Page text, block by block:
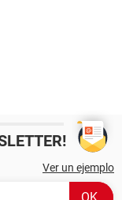
Ver un ejemplo